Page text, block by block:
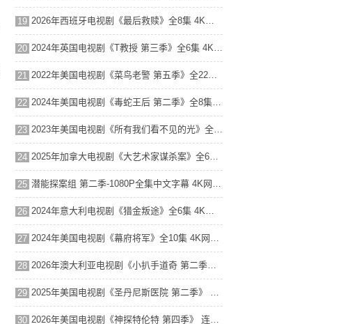
19 2026年西班牙电视剧《最后救赎》全8集 4K网盘迅雷下载
20 2024年英国电视剧《T教授 第三季》全6集 4K网盘迅雷下载
21 2022年美国电视剧《菜鸟老警 第五季》全22集 4K网盘迅雷下载
22 2024年美国电视剧《毒蛇王后 第二季》全8集 4K网盘迅雷下载
23 2023年美国电视剧《所有我们看不见的光》全4集 4K网盘迅雷下载
24 2025年加拿大电视剧《大艺术家谋杀案》全6集 4K网盘迅雷下载
25 潜能探案组 第二季-1080P全集中文字幕 4K网盘迅雷下载
26 2024年意大利电视剧《猎金叛途》全6集 4K网盘迅雷下载
27 2024年美国电视剧《幕府将军》全10集 4K网盘迅雷下载
28 2026年澳大利亚电视剧《小扒手道奇 第二季》全8集 4K网盘迅雷下载
29 2025年美国电视剧《圣丹尼斯医院 第二季》 连载至第16集 4K网盘迅雷下载
30 2026年美国电视剧《神探特伦特 第四季》 连载至第12集 4K网盘迅雷下载